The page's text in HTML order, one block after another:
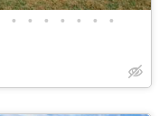
• • • • • • •